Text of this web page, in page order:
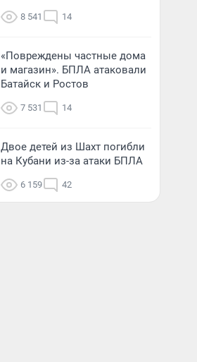
8 541 14
«Повреждены частные дома
и магазин». БПЛА атаковали
Батайск и Ростов
7 531 14
Двое детей из Шахт погибли
на Кубани из-за атаки БПЛА
6 159 42